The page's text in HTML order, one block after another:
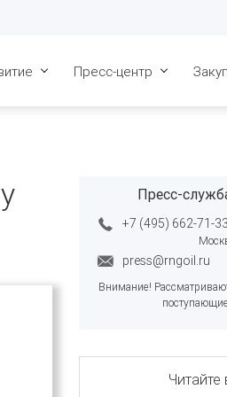
Геология
Инфраструктура
Общественные слушания
г.
Пресс-центр
Видеоматериалы
Фотогалерея
Пресс-
+7 (495) 662-71-33
press@rngoil.ru
Внимание!